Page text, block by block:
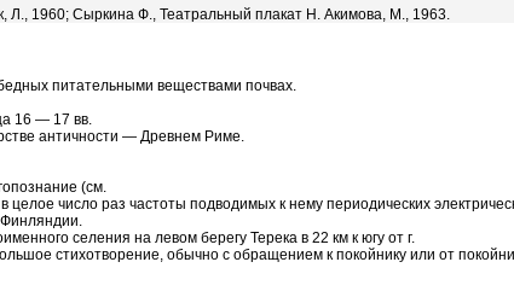
1960; Сыркина Ф., Театральный плакат Н. Акимова, М., 1963.
питательными веществами почвах.
16 — 17 вв.
античности — Древнем Риме.
(см.
число раз частоты подводимых к нему периодических
Финляндии.
селения на левом берегу Терека в 22 км к югу от г.
стихотворение, обычно с обращением к покойнику или от